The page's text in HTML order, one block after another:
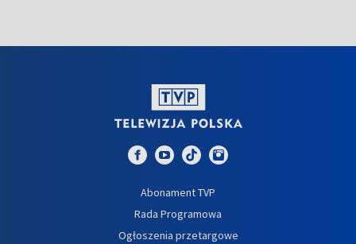
Abonament TVP
Rada Programowa
Ogłoszenia przetargowe